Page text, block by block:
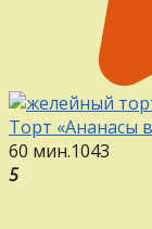
Торт «Ананасы
60 мин.1043
5